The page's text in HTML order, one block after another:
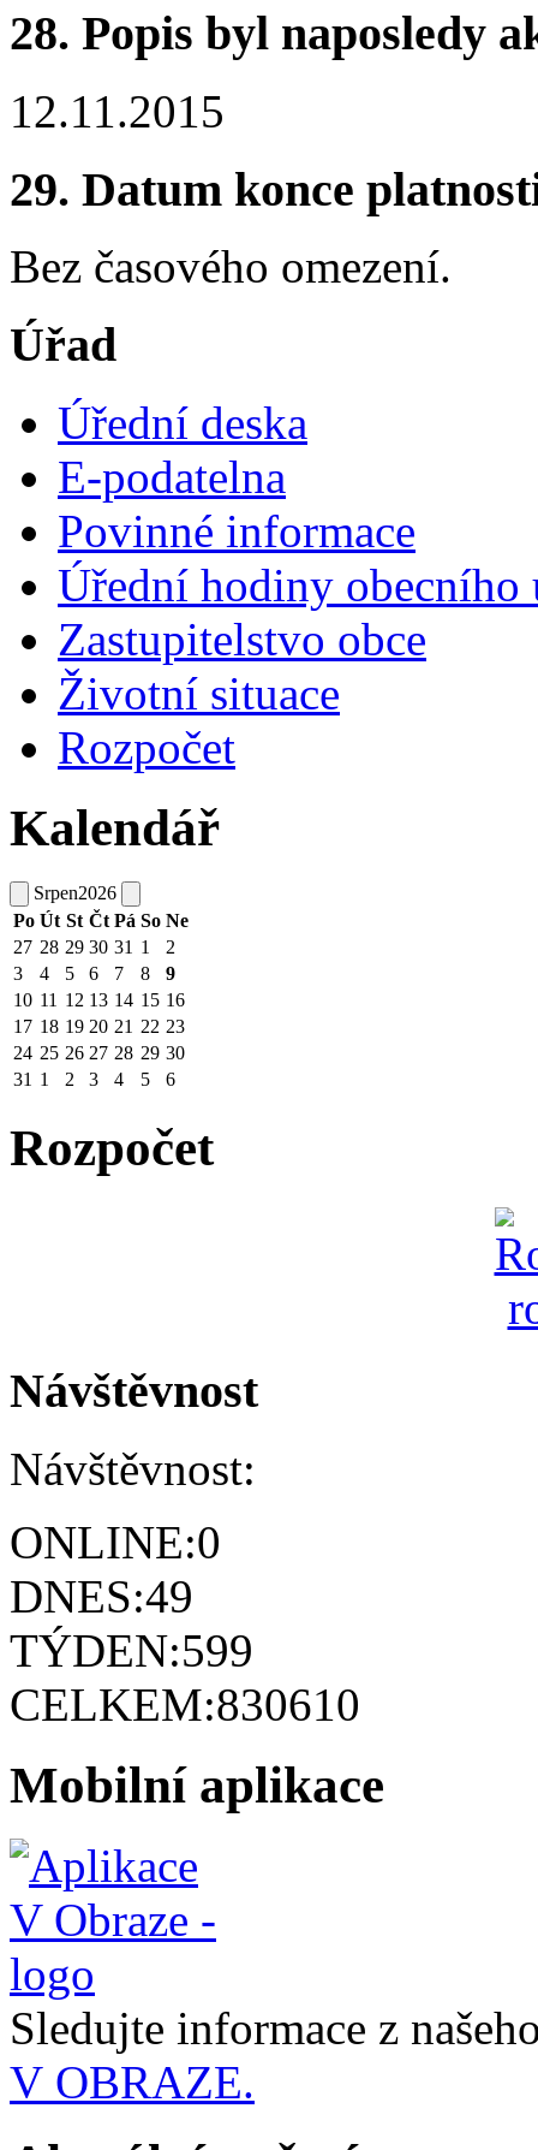
28. Popis byl naposledy
12.11.2015
29. Datum konce
Bez časového omezení.
Úřad
Úřední deska
E-podatelna
Povinné informace
Úřední hodiny obecního
Zastupitelstvo obce
Životní situace
Rozpočet
Kalendář
Srpen2026
Po Út St Čt Pá So Ne
27 28 29 30 31 1
2
3
4 5 6 7 8
9
10 11 12 13 14 15 16
17 18 19 20 21 22 23
24 25 26 27 28 29 30
31 1 2 3 4 5 6
Rozpočet
Návštěvnost
Návštěvnost:
ONLINE:0
DNES:49
TÝDEN:599
CELKEM:830610
Mobilní aplikace
Sledujte informace z
V OBRAZE.